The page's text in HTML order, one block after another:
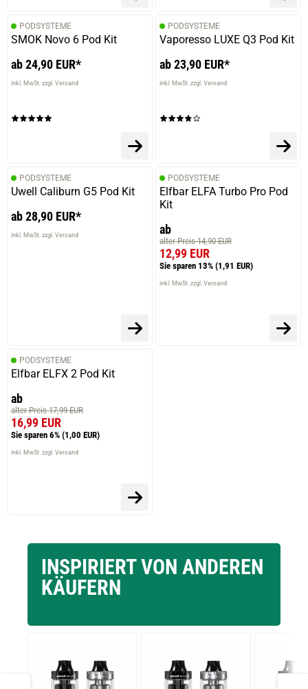
PODSYSTEME
SMOK Novo 6 Pod Kit
ab 24,90 EUR*
inkl. MwSt. zzgl. Versand
PODSYSTEME
Vaporesso LUXE Q3 Pod Kit
ab 23,90 EUR*
inkl. MwSt. zzgl. Versand
PODSYSTEME
Uwell Caliburn G5 Pod Kit
ab 28,90 EUR*
inkl. MwSt. zzgl. Versand
PODSYSTEME
Elfbar ELFA Turbo Pro Pod
Kit
ab
alter Preis 14,90 EUR
12,99 EUR
Sie sparen 13% (1,91 EUR)
inkl. MwSt. zzgl. Versand
PODSYSTEME
Elfbar ELFX 2 Pod Kit
ab
alter Preis 17,99 EUR
16,99 EUR
Sie sparen 6% (1,00 EUR)
inkl. MwSt. zzgl. Versand
INSPIRIERT VON ANDEREN
KÄUFERN